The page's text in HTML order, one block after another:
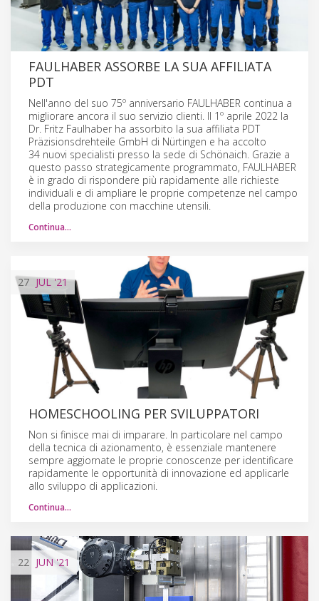
FAULHABER ASSORBE LA SUA AFFILIATA
PDT
Nell'anno del suo 75º anniversario FAULHABER continua a
migliorare ancora il suo servizio clienti. Il 1º aprile 2022 la
Dr. Fritz Faulhaber ha assorbito la sua affiliata PDT
Präzisionsdrehteile GmbH di Nürtingen e ha accolto
34 nuovi specialisti presso la sede di Schönaich. Grazie a
questo passo strategicamente programmato, FAULHABER
è in grado di rispondere più rapidamente alle richieste
individuali e di ampliare le proprie competenze nel campo
della produzione con macchine utensili.
Continua…
27 JUL'21
HOMESCHOOLING PER SVILUPPATORI
Non si finisce mai di imparare. In particolare nel campo
della tecnica di azionamento, è essenziale mantenere
sempre aggiornate le proprie conoscenze per identificare
rapidamente le opportunità di innovazione ed applicarle
allo sviluppo di applicazioni.
Continua…
22 JUN'21